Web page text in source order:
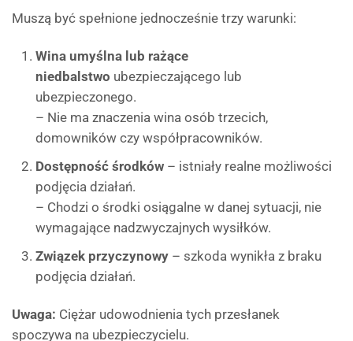
Muszą być spełnione jednocześnie trzy warunki:
Wina umyślna lub rażące
niedbalstwo ubezpieczającego lub
ubezpieczonego.
– Nie ma znaczenia wina osób trzecich,
domowników czy współpracowników.
Dostępność środków – istniały realne możliwości
podjęcia działań.
– Chodzi o środki osiągalne w danej sytuacji, nie
wymagające nadzwyczajnych wysiłków.
Związek przyczynowy – szkoda wynikła z braku
podjęcia działań.
Uwaga: Ciężar udowodnienia tych przesłanek
spoczywa na ubezpieczycielu.